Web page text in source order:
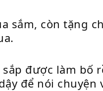
sắm, còn tặng
được làm bố
để nói chuyện